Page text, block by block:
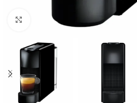
Cliquez pour agrandir